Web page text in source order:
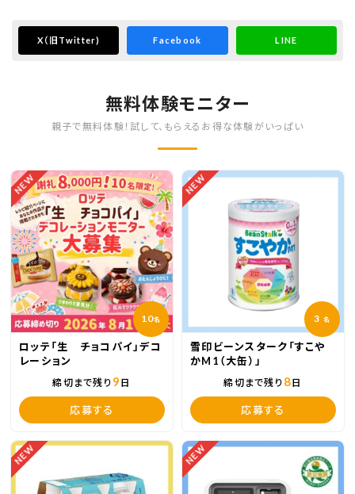
X （旧Twitter) Facebook LINE
無料体験モニター
親子で無料体験！試して、もらえるお得な体験がいっぱい
NEW
10名
ロッテ「生 チョコパイ」デコ
レーション
締切まで残り 9 日
応募する
NEW
3 名
雪印ビーンスターク「すこや
かM1（大缶）」
締切まで残り 8日
応募する
NEW NEW